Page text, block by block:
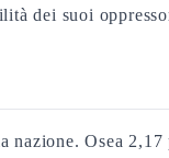
dei suoi
Osea 2,17